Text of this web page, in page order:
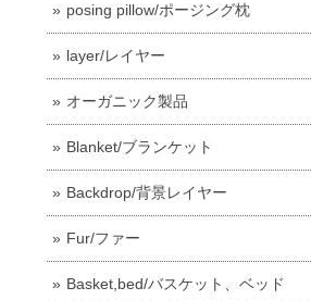
posing pillow/ポージング枕
layer/レイヤー
オーガニック製品
Blanket/ブランケット
Backdrop/背景レイヤー
Fur/ファー
Basket,bed/バスケット、ベッド